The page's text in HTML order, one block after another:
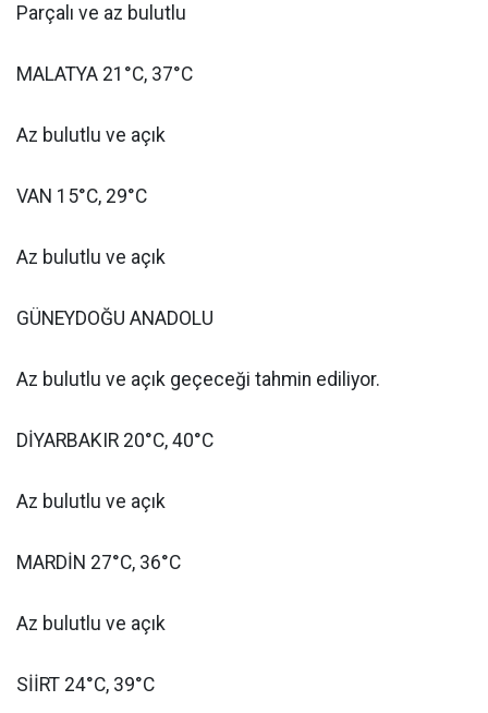
Parçalı ve az bulutlu
MALATYA 21°C, 37°C
Az bulutlu ve açık
VAN 15°C, 29°C
Az bulutlu ve açık
GÜNEYDOĞU ANADOLU
Az bulutlu ve açık geçeceği tahmin ediliyor.
DİYARBAKIR 20°C, 40°C
Az bulutlu ve açık
MARDİN 27°C, 36°C
Az bulutlu ve açık
SİİRT 24°C, 39°C